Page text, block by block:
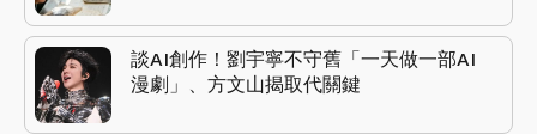
談AI創作！劉宇寧不守舊「一天做一部AI
漫劇」、方文山揭取代關鍵